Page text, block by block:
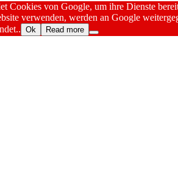
Cookies von Google, um ihre Dienste
verwenden, werden an Google
Ok Read more